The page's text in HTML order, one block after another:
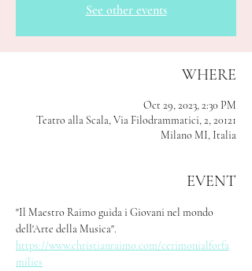
See other events
WHERE
Oct 29, 2023, 2:30 PM
Teatro alla Scala, Via Filodrammatici, 2, 20121
Milano MI, Italia
EVENT
"Il Maestro Raimo guida i Giovani nel mondo
dell'Arte della Musica".
https://www.christianraimo.com/cerimonialforfa
milies